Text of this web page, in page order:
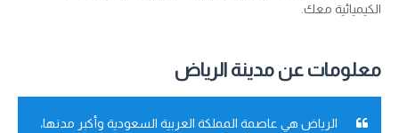
الكيميائية معك.
معلومات عن مدينة الرياض
الرياض هي عاصمة المملكة العربية السعودية وأكبر مدنها،